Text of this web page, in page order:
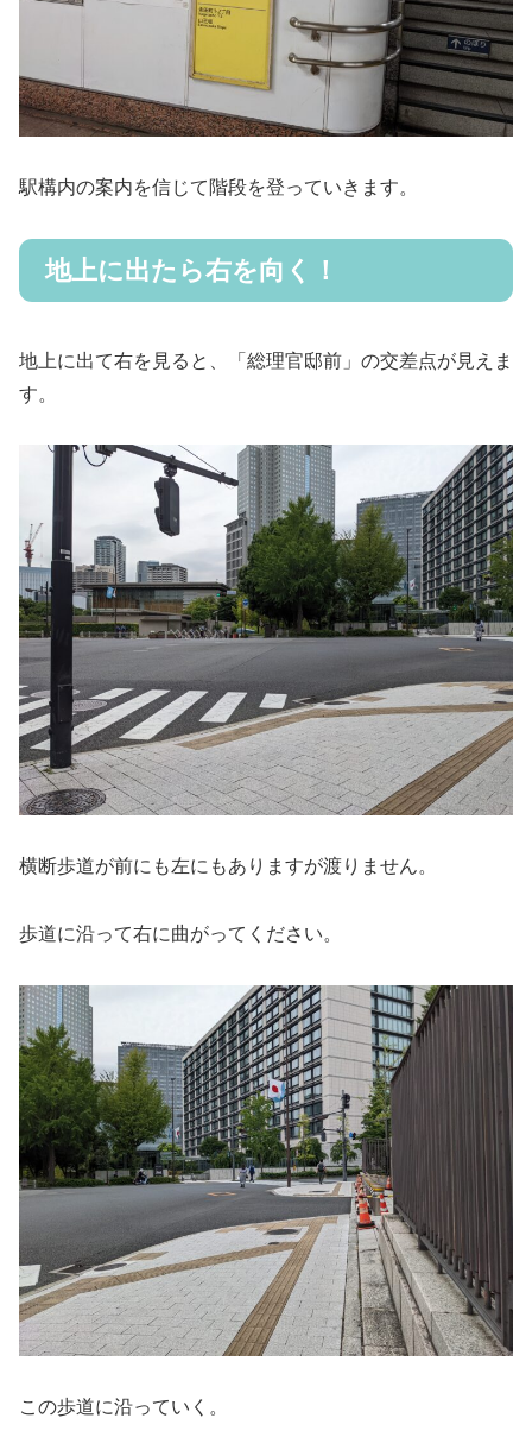
駅構内の案内を信じて階段を登っていきます。
地上に出たら右を向く！
地上に出て右を見ると、「総理官邸前」の交差点が見えま
す。
横断歩道が前にも左にもありますが渡りません。
歩道に沿って右に曲がってください。
この歩道に沿っていく。